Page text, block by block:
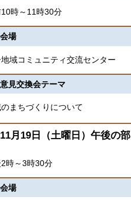
時～11時30分
会場
域コミュニティ交流センター
意見交換会テーマ
まちづくりについて
11月19日（土曜日）午後の部
時～3時30分
会場